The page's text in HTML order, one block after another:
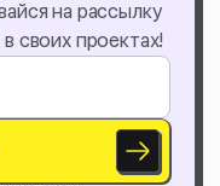
на рассылку
своих проектах!